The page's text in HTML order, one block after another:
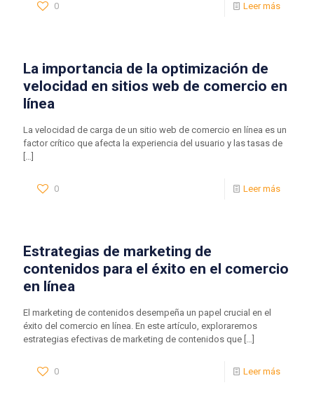
0 Leer más
La importancia de la optimización de
velocidad en sitios web de comercio en
línea
La velocidad de carga de un sitio web de comercio en línea es un
factor crítico que afecta la experiencia del usuario y las tasas de
[…]
0 Leer más
Estrategias de marketing de
contenidos para el éxito en el comercio
en línea
El marketing de contenidos desempeña un papel crucial en el
éxito del comercio en línea. En este artículo, exploraremos
estrategias efectivas de marketing de contenidos que […]
0 Leer más